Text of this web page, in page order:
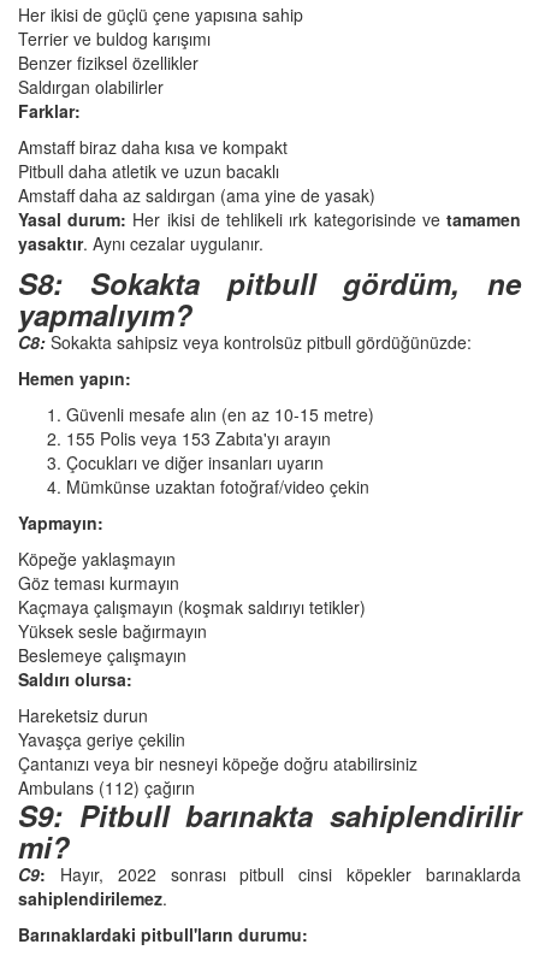
Her ikisi de güçlü çene yapısına sahip
Terrier ve buldog karışımı
Benzer fiziksel özellikler
Saldırgan olabilirler
Farklar:
Amstaff biraz daha kısa ve kompakt
Pitbull daha atletik ve uzun bacaklı
Amstaff daha az saldırgan (ama yine de yasak)
Yasal durum: Her ikisi de tehlikeli ırk kategorisinde vetamamen
yasaktır. Aynı cezalar uygulanır.
S8: Sokakta pitbull gördüm, ne
yapmalıyım?
C8: Sokakta sahipsiz veya kontrolsüz pitbull gördüğünüzde:
Hemen yapın:
Güvenli mesafe alın (en az 10-15 metre)
155 Polis veya 153 Zabıta'yı arayın
Çocukları ve diğer insanları uyarın
Mümkünse uzaktan fotoğraf/video çekin
Yapmayın:
Köpeğe yaklaşmayın
Göz teması kurmayın
Kaçmaya çalışmayın (koşmak saldırıyı tetikler)
Yüksek sesle bağırmayın
Beslemeye çalışmayın
Saldırı olursa:
Hareketsiz durun
Yavaşça geriye çekilin
Çantanızı veya bir nesneyi köpeğe doğru atabilirsiniz
Ambulans (112) çağırın
S9: Pitbull barınakta sahiplendirilir
mi?
C9: Hayır, 2022 sonrası pitbull cinsi köpekler barınaklarda
sahiplendirilemez.
Barınaklardaki pitbull'ların durumu: